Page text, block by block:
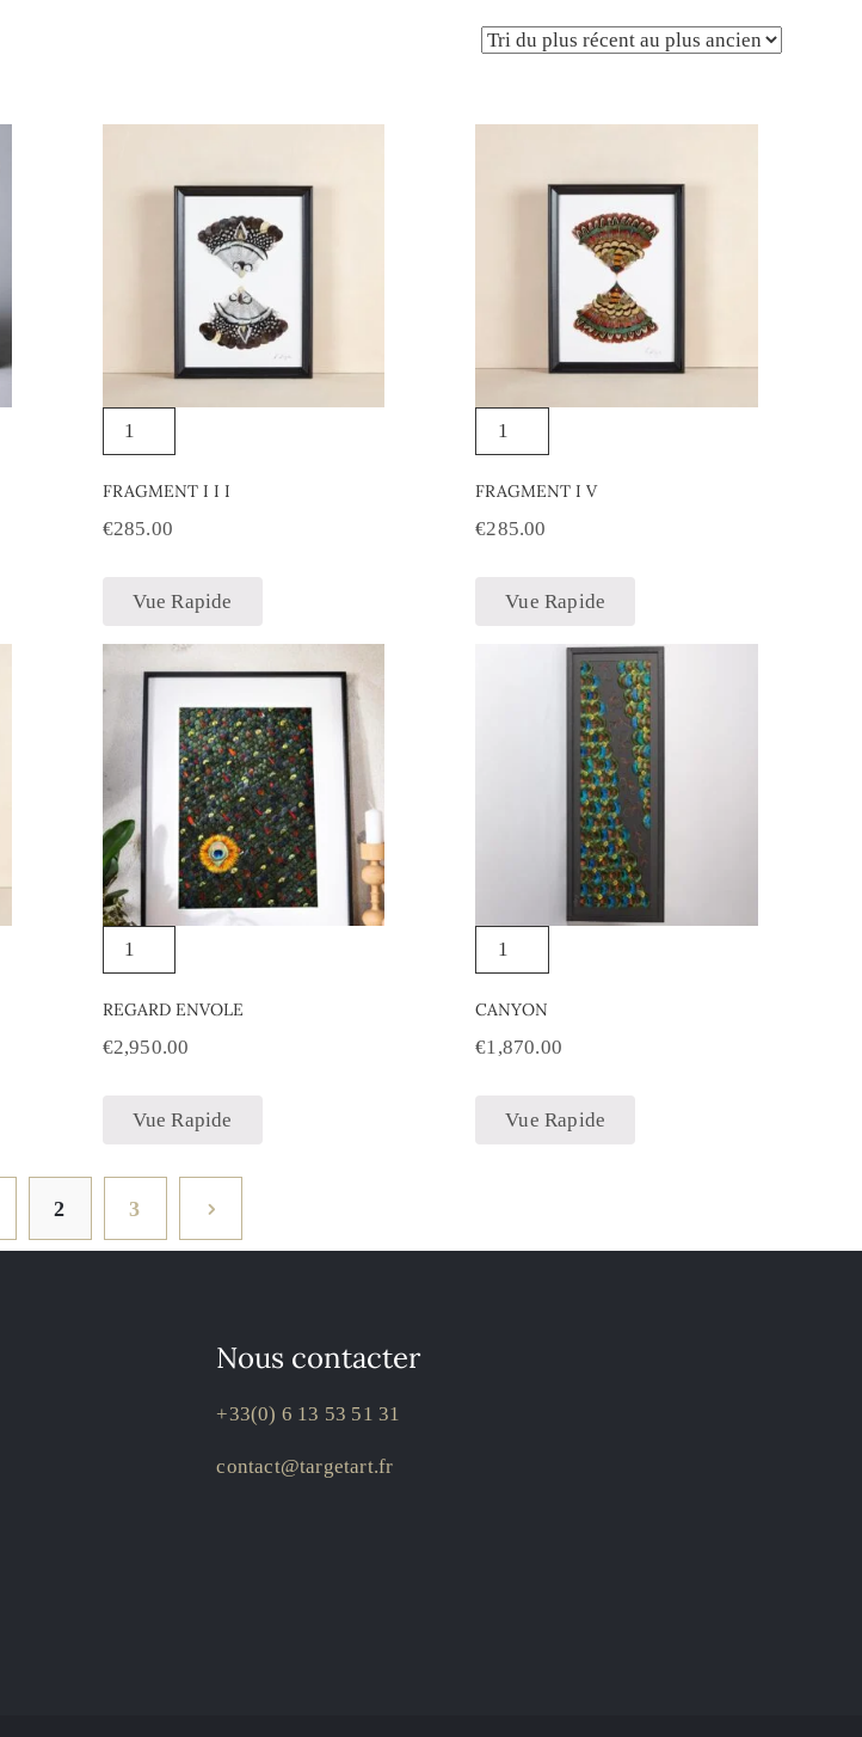
FRAGMENT I I I
€285.00
Vue Rapide
FRAGMENT I V
€285.00
Vue Rapide
REGARD ENVOLE
€2,950.00
Vue Rapide
CANYON
€1,870.00
Vue Rapide
2 3
Nous contacter
+33(0) 6 13 53 51 31
contact@targetart.fr